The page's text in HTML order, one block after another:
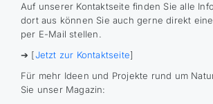
Auf unserer Kontaktseite finden Sie alle
dort aus können Sie auch gerne direkt
per E-Mail stellen.
➔ [Jetzt zur Kontaktseite]
Für mehr Ideen und Projekte rund um
Sie unser Magazin: